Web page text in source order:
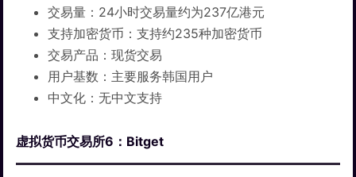
交易量：24小时交易量约为237亿港元
支持加密货币：支持约235种加密货币
交易产品：现货交易
用户基数：主要服务韩国用户
中文化：无中文支持
虚拟货币交易所6：Bitget